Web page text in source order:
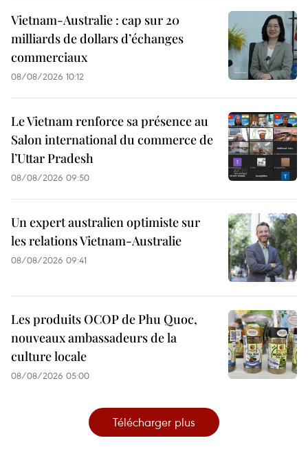
Vietnam-Australie : cap sur 20
milliards de dollars d’échanges
commerciaux
08/08/2026 10:12
Le Vietnam renforce sa présence au
Salon international du commerce de
l’Uttar Pradesh
08/08/2026 09:50
Un expert australien optimiste sur
les relations Vietnam-Australie
08/08/2026 09:41
Les produits OCOP de Phu Quoc,
nouveaux ambassadeurs de la
culture locale
08/08/2026 05:00
Télécharger plus